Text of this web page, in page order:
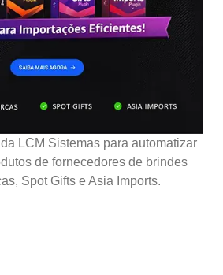
LCM Sistemas para automatizar
de fornecedores de brindes
Spot Gifts e Asia Imports.